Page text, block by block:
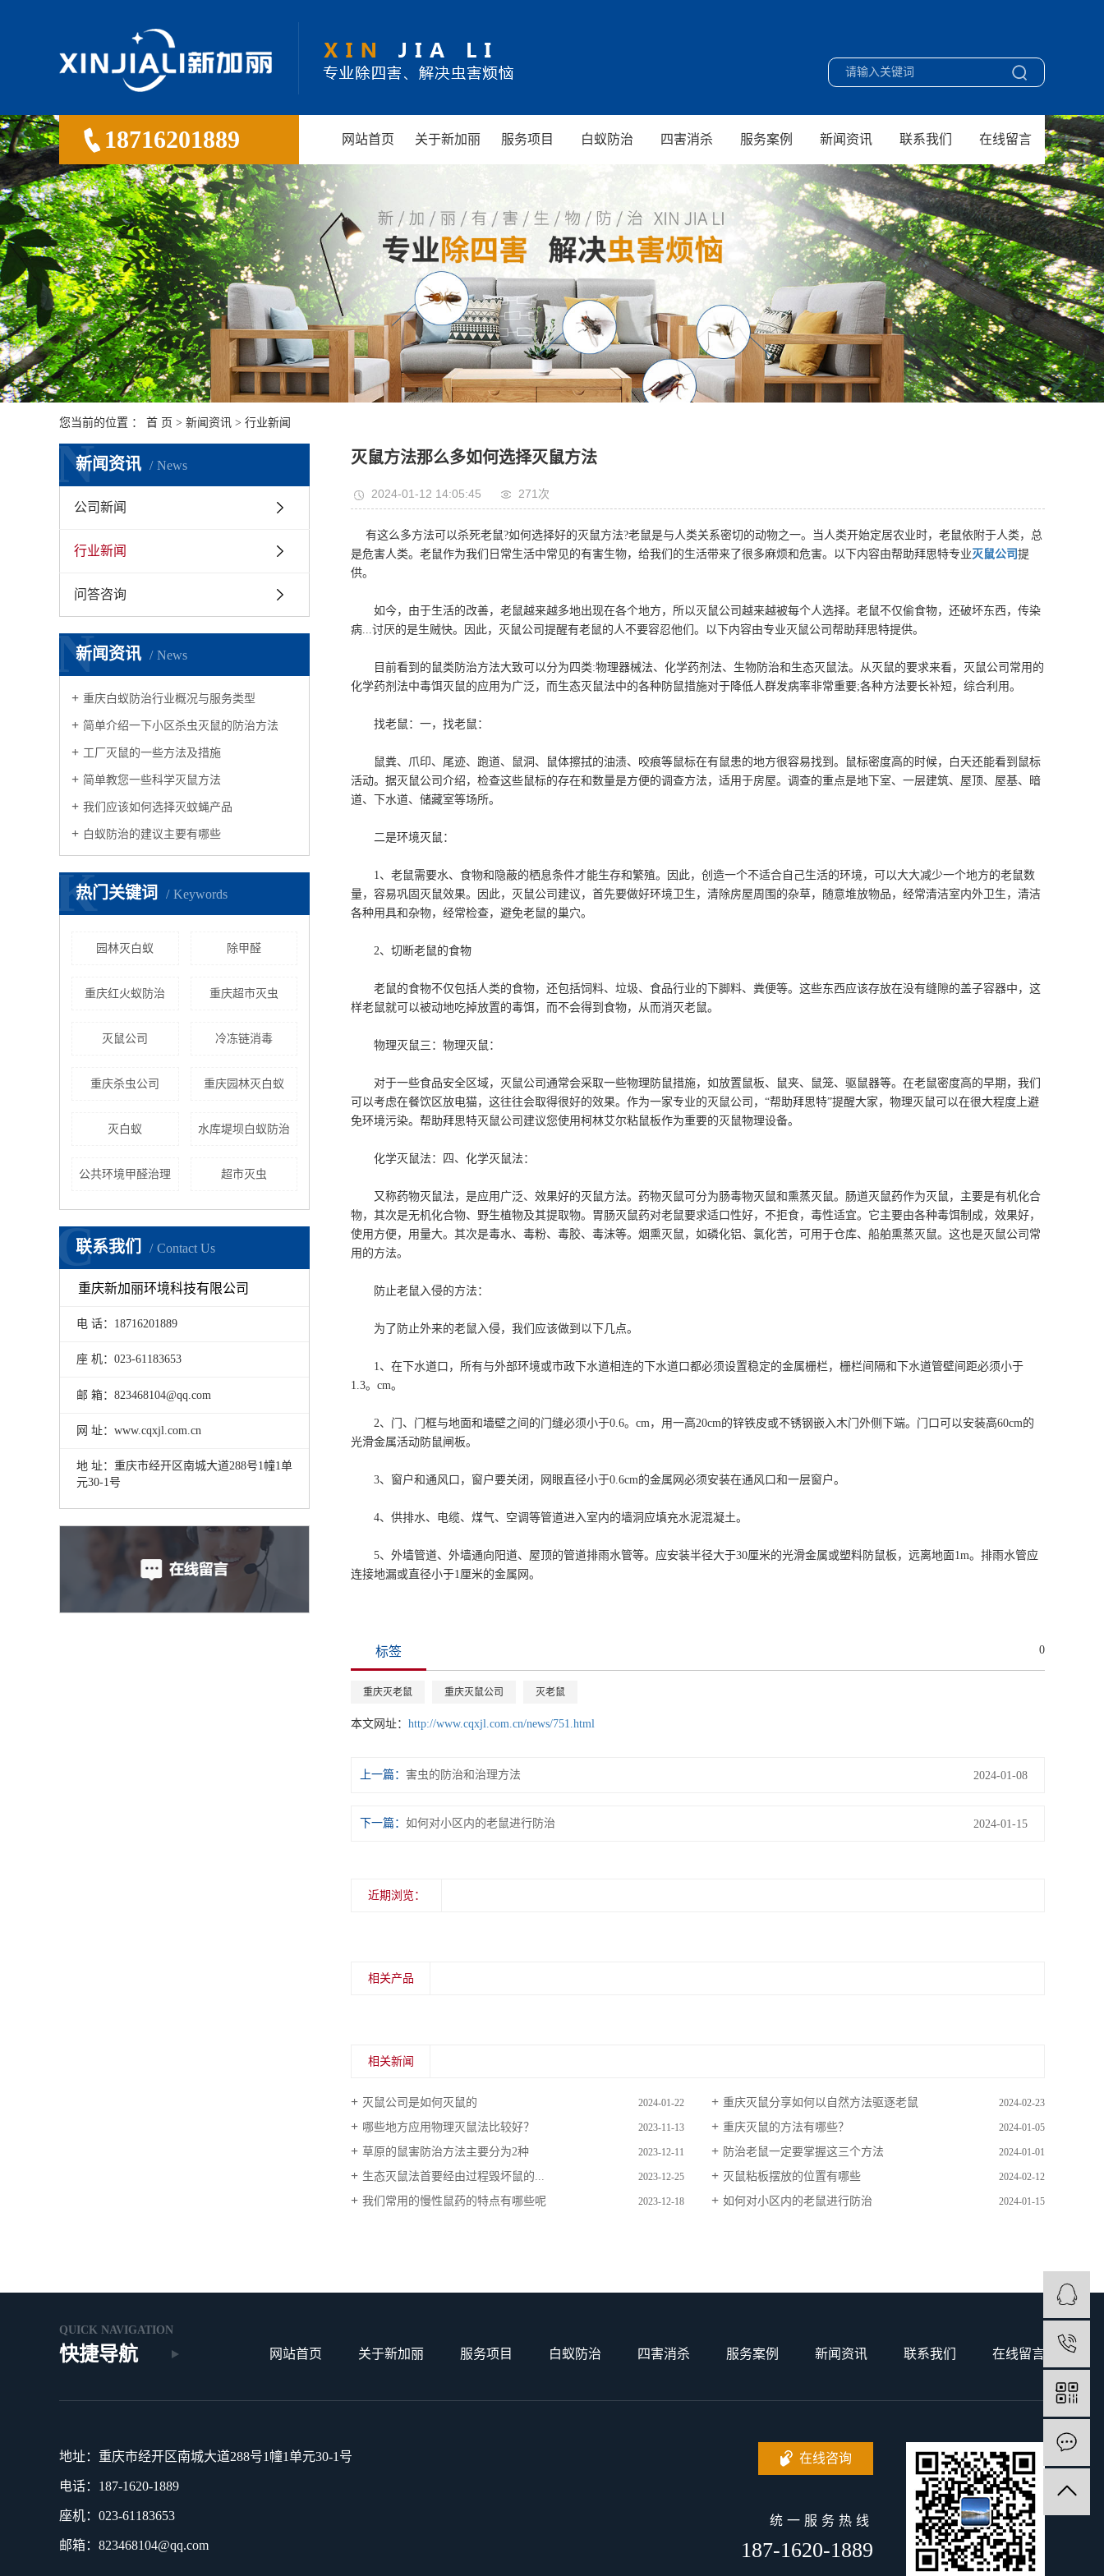
18716201889 网站首页 关于新加丽 服务项目 白蚁防治 四害消杀 服务案例 新闻资讯 联系我们 在线留言
您当前的位置 ： 首 页 > 新闻资讯 > 行业新闻
新闻资讯 News
N
公司新闻
行业新闻
问答咨询
新闻资讯 News
N
重庆白蚁防治行业概况与服务类型
简单介绍一下小区杀虫灭鼠的防治方法
工厂灭鼠的一些方法及措施
简单教您一些科学灭鼠方法
我们应该如何选择灭蚊蝇产品
白蚁防治的建议主要有哪些
热门关键词 Keywords
K
园林灭白蚁 除甲醛
重庆红火蚁防治 重庆超市灭虫
灭鼠公司 冷冻链消毒
重庆杀虫公司 重庆园林灭白蚁
灭白蚁 水库堤坝白蚁防治
公共环境甲醛治理 超市灭虫
联系我们 Contact Us
C
重庆新加丽环境科技有限公司
电 话：18716201889
座 机：023-61183653
邮 箱：823468104@qq.com
网 址：www.cqxjl.com.cn
地 址：重庆市经开区南城大道288号1幢1单
元30-1号
灭鼠方法那么多如何选择灭鼠方法
2024-01-12 14:05:45 271次
有这么多方法可以杀死老鼠?如何选择好的灭鼠方法?老鼠是与人类关系密切的动物之一。当人类开始定居农业时，老鼠依附于人类，总
是危害人类。老鼠作为我们日常生活中常见的有害生物，给我们的生活带来了很多麻烦和危害。以下内容由帮助拜思特专业灭鼠公司 提
供。
如今，由于生活的改善，老鼠越来越多地出现在各个地方，所以灭鼠公司越来越被每个人选择。老鼠不仅偷食物，还破坏东西，传染
病...讨厌的是生贼快。因此，灭鼠公司提醒有老鼠的人不要容忍他们。以下内容由专业灭鼠公司帮助拜思特提供。
目前看到的鼠类防治方法大致可以分为四类:物理器械法、化学药剂法、生物防治和生态灭鼠法。从灭鼠的要求来看，灭鼠公司常用的
化学药剂法中毒饵灭鼠的应用为广泛，而生态灭鼠法中的各种防鼠措施对于降低人群发病率非常重要;各种方法要长补短，综合利用。
找老鼠：一，找老鼠：
鼠粪、爪印、尾迹、跑道、鼠洞、鼠体擦拭的油渍、咬痕等鼠标在有鼠患的地方很容易找到。鼠标密度高的时候，白天还能看到鼠标
活动。据灭鼠公司介绍，检查这些鼠标的存在和数量是方便的调查方法，适用于房屋。调查的重点是地下室、一层建筑、屋顶、屋基、暗
道、下水道、储藏室等场所。
二是环境灭鼠：
1、老鼠需要水、食物和隐蔽的栖息条件才能生存和繁殖。因此，创造一个不适合自己生活的环境，可以大大减少一个地方的老鼠数
量，容易巩固灭鼠效果。因此，灭鼠公司建议，首先要做好环境卫生，清除房屋周围的杂草，随意堆放物品，经常清洁室内外卫生，清洁
各种用具和杂物，经常检查，避免老鼠的巢穴。
2、切断老鼠的食物
老鼠的食物不仅包括人类的食物，还包括饲料、垃圾、食品行业的下脚料、粪便等。这些东西应该存放在没有缝隙的盖子容器中，这
样老鼠就可以被动地吃掉放置的毒饵，而不会得到食物，从而消灭老鼠。
物理灭鼠三：物理灭鼠：
对于一些食品安全区域，灭鼠公司通常会采取一些物理防鼠措施，如放置鼠板、鼠夹、鼠笼、驱鼠器等。在老鼠密度高的早期，我们
可以考虑在餐饮区放电猫，这往往会取得很好的效果。作为一家专业的灭鼠公司，“帮助拜思特”提醒大家，物理灭鼠可以在很大程度上避
免环境污染。帮助拜思特灭鼠公司建议您使用柯林艾尔粘鼠板作为重要的灭鼠物理设备。
化学灭鼠法：四、化学灭鼠法：
又称药物灭鼠法，是应用广泛、效果好的灭鼠方法。药物灭鼠可分为肠毒物灭鼠和熏蒸灭鼠。肠道灭鼠药作为灭鼠，主要是有机化合
物，其次是无机化合物、野生植物及其提取物。胃肠灭鼠药对老鼠要求适口性好，不拒食，毒性适宜。它主要由各种毒饵制成，效果好，
使用方便，用量大。其次是毒水、毒粉、毒胶、毒沫等。烟熏灭鼠，如磷化铝、氯化苦，可用于仓库、船舶熏蒸灭鼠。这也是灭鼠公司常
用的方法。
防止老鼠入侵的方法：
为了防止外来的老鼠入侵，我们应该做到以下几点。
1、在下水道口，所有与外部环境或市政下水道相连的下水道口都必须设置稳定的金属栅栏，栅栏间隔和下水道管壁间距必须小于
1.3。cm。
2、门、门框与地面和墙壁之间的门缝必须小于0.6。cm，用一高20cm的锌铁皮或不锈钢嵌入木门外侧下端。门口可以安装高60cm的
光滑金属活动防鼠闸板。
3、窗户和通风口，窗户要关闭，网眼直径小于0.6cm的金属网必须安装在通风口和一层窗户。
4、供排水、电缆、煤气、空调等管道进入室内的墙洞应填充水泥混凝土。
5、外墙管道、外墙通向阳道、屋顶的管道排雨水管等。应安装半径大于30厘米的光滑金属或塑料防鼠板，远离地面1m。排雨水管应
连接地漏或直径小于1厘米的金属网。
标签 0
重庆灭老鼠 重庆灭鼠公司 灭老鼠
本文网址： http://www.cqxjl.com.cn/news/751.html
上一篇： 害虫的防治和治理方法 2024-01-08
下一篇： 如何对小区内的老鼠进行防治 2024-01-15
近期浏览：
相关产品
相关新闻
灭鼠公司是如何灭鼠的 2024-01-22 重庆灭鼠分享如何以自然方法驱逐老鼠 2024-02-23
哪些地方应用物理灭鼠法比较好？ 2023-11-13 重庆灭鼠的方法有哪些？ 2024-01-05
草原的鼠害防治方法主要分为2种 2023-12-11 防治老鼠一定要掌握这三个方法 2024-01-01
生态灭鼠法首要经由过程毁坏鼠的... 2023-12-25 灭鼠粘板摆放的位置有哪些 2024-02-12
我们常用的慢性鼠药的特点有哪些呢 2023-12-18 如何对小区内的老鼠进行防治 2024-01-15
QUICK NAVIGATION
快捷导航 网站首页 关于新加丽 服务项目 白蚁防治 四害消杀 服务案例 新闻资讯 联系我们 在线留言
地址：重庆市经开区南城大道288号1幢1单元30-1号
电话：187-1620-1889
座机：023-61183653
邮箱：823468104@qq.com
在线咨询
统一服务热线
187-1620-1889